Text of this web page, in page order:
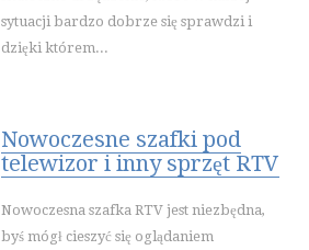
sytuacji bardzo dobrze się sprawdzi i
dzięki którem...
Nowoczesne szafki pod
telewizor i inny sprzęt RTV
Nowoczesna szafka RTV jest niezbędna,
byś mógł cieszyć się oglądaniem